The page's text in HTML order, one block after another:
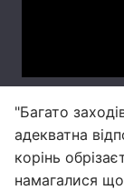
"Багато
адекватна
корінь
намагалися